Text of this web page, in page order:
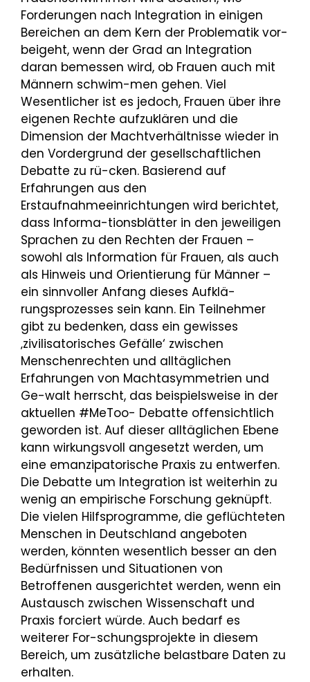
Forderungen nach Integration in einigen
Bereichen an dem Kern der Problematik vor-
beigeht, wenn der Grad an Integration
daran bemessen wird, ob Frauen auch mit
Männern schwim-men gehen. Viel
Wesentlicher ist es jedoch, Frauen über ihre
eigenen Rechte aufzuklären und die
Dimension der Machtverhältnisse wieder in
den Vordergrund der gesellschaftlichen
Debatte zu rü-cken. Basierend auf
Erfahrungen aus den
Erstaufnahmeeinrichtungen wird berichtet,
dass Informa-tionsblätter in den jeweiligen
Sprachen zu den Rechten der Frauen –
sowohl als Information für Frauen, als auch
als Hinweis und Orientierung für Männer –
ein sinnvoller Anfang dieses Aufklä-
rungsprozesses sein kann. Ein Teilnehmer
gibt zu bedenken, dass ein gewisses
‚zivilisatorisches Gefälle‘ zwischen
Menschenrechten und alltäglichen
Erfahrungen von Machtasymmetrien und
Ge-walt herrscht, das beispielsweise in der
aktuellen #MeToo- Debatte offensichtlich
geworden ist. Auf dieser alltäglichen Ebene
kann wirkungsvoll angesetzt werden, um
eine emanzipatorische Praxis zu entwerfen.
Die Debatte um Integration ist weiterhin zu
wenig an empirische Forschung geknüpft.
Die vielen Hilfsprogramme, die geflüchteten
Menschen in Deutschland angeboten
werden, könnten wesentlich besser an den
Bedürfnissen und Situationen von
Betroffenen ausgerichtet werden, wenn ein
Austausch zwischen Wissenschaft und
Praxis forciert würde. Auch bedarf es
weiterer For-schungsprojekte in diesem
Bereich, um zusätzliche belastbare Daten zu
erhalten.